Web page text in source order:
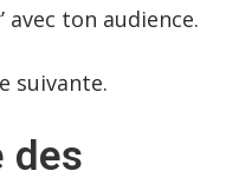
avec ton audience.
suivante.
des